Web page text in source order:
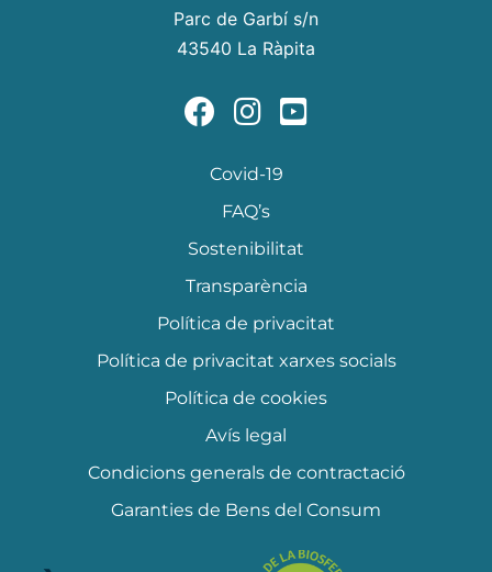
Parc de Garbí s/n
43540 La Ràpita
Covid-19
FAQ’s
Sostenibilitat
Transparència
Política de privacitat
Política de privacitat xarxes socials
Política de cookies
Avís legal
Condicions generals de contractació
Garanties de Bens del Consum